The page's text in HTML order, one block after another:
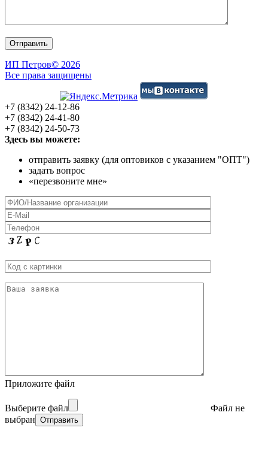
ИП Петров© 2026
Все права защищены
+7 (8342) 24-12-86
+7 (8342) 24-41-80
+7 (8342) 24-50-73
Здесь вы можете:
отправить заявку (для оптовиков с указанием "ОПТ")
задать вопрос
«перезвоните мне»
Приложите файл
Выберите файл
Файл не
выбран